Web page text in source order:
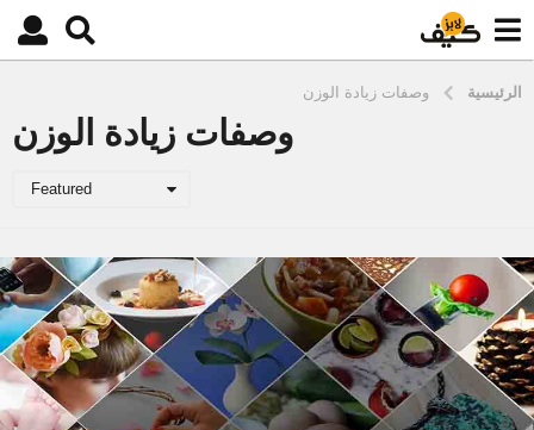
الرئيسية وصفات زيادة الوزن
وصفات زيادة الوزن
Featured